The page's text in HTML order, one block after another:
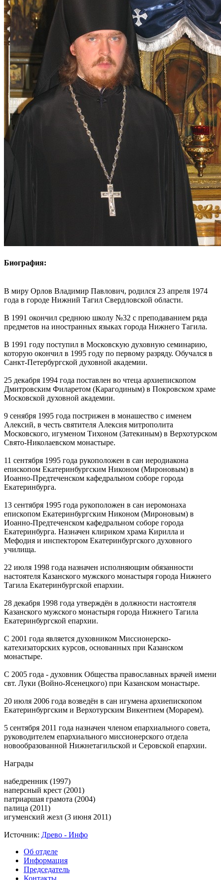
Биография:
В миру Орлов Владимир Павлович, родился 23 апреля 1974
года в городе Нижний Тагил Свердловской области.
В 1991 окончил среднюю школу №32 с преподаванием ряда
предметов на иностранных языках города Нижнего Тагила.
В 1991 году поступил в Московскую духовную семинарию,
которую окончил в 1995 году по первому разряду. Обучался в
Санкт-Петербургской духовной академии.
25 декабря 1994 года поставлен во чтеца архиепископом
Дмитровским Филаретом (Карагодиным) в Покровском храме
Московской духовной академии.
9 сенября 1995 года пострижен в монашество с именем
Алексий, в честь святителя Алексия митрополита
Московского, игуменом Тихоном (Затекиным) в Верхотурском
Свято-Николаевском монастыре.
11 сентября 1995 года рукоположен в сан иеродиакона
епископом Екатеринбургским Никоном (Мироновым) в
Иоанно-Предтеченском кафедральном соборе города
Екатеринбурга.
13 сентября 1995 года рукоположен в сан иеромонаха
епископом Екатеринбургским Никоном (Мироновым) в
Иоанно-Предтеченском кафедральном соборе города
Екатеринбурга. Назначен клириком храма Кирилла и
Мефодия и инспектором Екатеринбургского духовного
училища.
22 июля 1998 года назначен исполняющим обязанности
настоятеля Казанского мужского монастыря города Нижнего
Тагила Екатеринбургской епархии.
28 декабря 1998 года утверждён в должности настоятеля
Казанского мужского монастыря города Нижнего Тагила
Екатеринбургской епархии.
С 2001 года является духовником Миссионерско-
катехизаторских курсов, основанных при Казанском
монастыре.
С 2005 года - духовник Общества православных врачей имени
свт. Луки (Войно-Ясенецкого) при Казанском монастыре.
20 июля 2006 года возведён в сан игумена архиепископом
Екатеринбургским и Верхотурским Викентием (Морарем).
5 сентября 2011 года назначен членом епархиального совета,
руководителем епархиального миссионерского отдела
новообразованной Нижнетагильской и Серовской епархии.
Награды
набедренник (1997)
наперсный крест (2001)
патриаршая грамота (2004)
палица (2011)
игуменский жезл (3 июня 2011)
Источник: Древо - Инфо
Об отделе
Информация
Председатель